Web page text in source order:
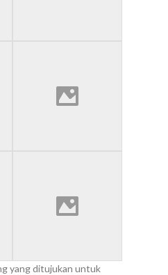
yang ditujukan untuk